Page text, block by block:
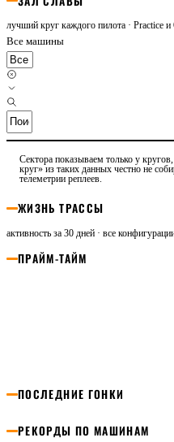
лучший круг каждого пилота · Practice и
Все машины
Сектора показываем только у
круг» из таких данных честно не
телеметрии реплеев.
ЖИЗНЬ ТРАССЫ
активность за 30 дней · все
ПРАЙМ-ТАЙМ
ПОСЛЕДНИЕ ГОНКИ
РЕКОРДЫ ПО МАШИНАМ